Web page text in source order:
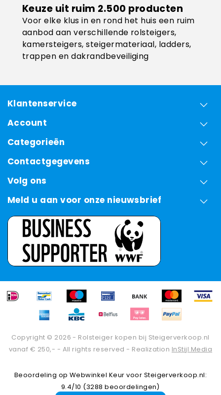
Keuze uit ruim 2.500 producten
Voor elke klus in en rond het huis een ruim
aanbod aan verschillende rolsteigers,
kamersteigers, steigermateriaal, ladders,
trappen en dakrandbeveiliging
Klantenservice
Account
Categorieën
Contactgegevens
Volg ons
Meld u aan voor onze nieuwsbrief
Copyright © 2026 - Rolsteiger kopen bij Steigerverkoop.nl
vanaf € 250,- - All rights reserved - Realization InStijl Media
Beoordeling op Webwinkel Keur voor Steigerverkoop.nl:
9.4/10 (3288 beoordelingen)